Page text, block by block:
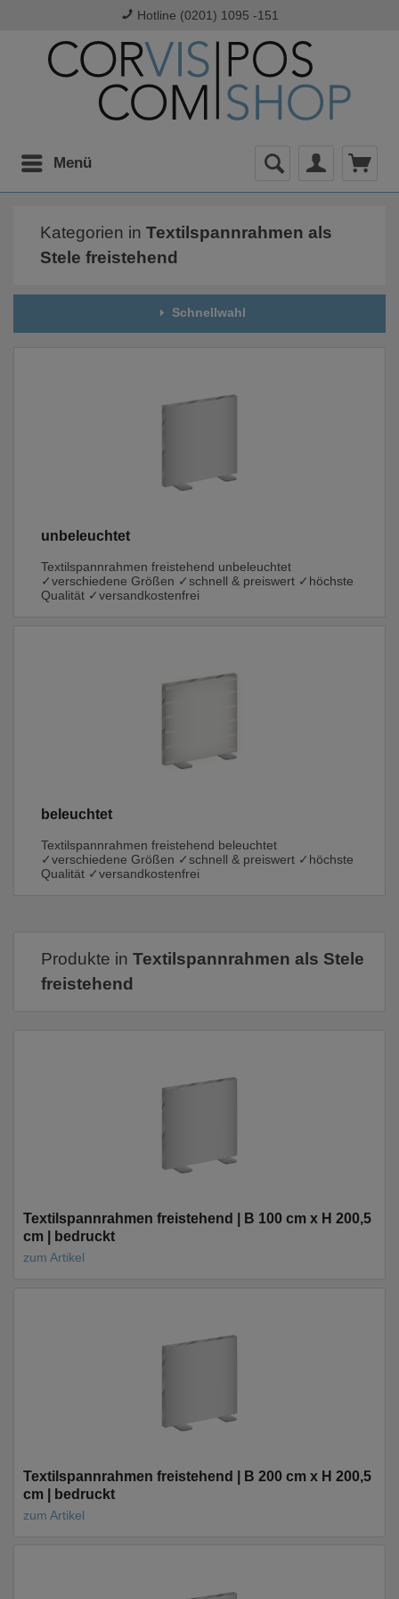
Hotline (0201) 1095 -151
Menü
Kategorien in Textilspannrahmen als
Stele freistehend
Schnellwahl
unbeleuchtet
Textilspannrahmen freistehend unbeleuchtet
✓verschiedene Größen ✓schnell & preiswert ✓höchste
Qualität ✓versandkostenfrei
beleuchtet
Textilspannrahmen freistehend beleuchtet
✓verschiedene Größen ✓schnell & preiswert ✓höchste
Qualität ✓versandkostenfrei
Produkte in Textilspannrahmen als Stele
freistehend
Textilspannrahmen freistehend | B 100 cm x H 200,5
cm | bedruckt
zum Artikel
Textilspannrahmen freistehend | B 200 cm x H 200,5
cm | bedruckt
zum Artikel